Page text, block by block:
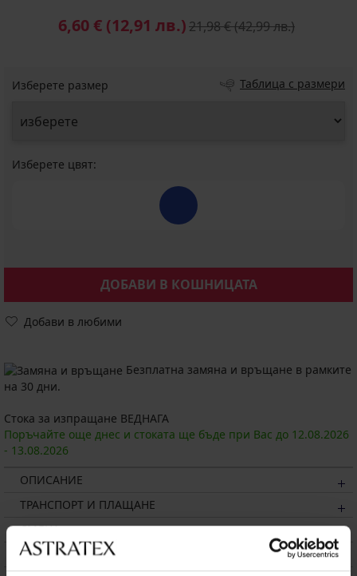
6,60 € (12,91 лв.)21,98 €(42,99 лв.)
Изберете размер Таблица с размери
Изберете цвят:
ДОБАВИ В КОШНИЦАТА
Добави в любими
Безплатна замяна и връщане в рамките
на 30 дни.
Стока за изпращане ВЕДНАГА
Поръчайте още днес и стоката ще бъде при Вас до 12.08.2026
- 13.08.2026
ОПИСАНИЕ
ТРАНСПОРТ И ПЛАЩАНЕ
СМЯНА
ПОДДРЪЖКА И ПРАНЕ